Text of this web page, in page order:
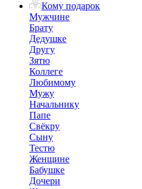
Кому подарок
Мужчине
Брату
Дедушке
Другу
Зятю
Коллеге
Любимому
Мужу
Начальнику
Папе
Свёкру
Сыну
Тестю
Женщине
Бабушке
Дочери